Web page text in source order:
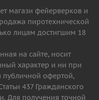
магази фейерверков и
пиротехнической
лицам достигшим 18
на сайте, носит
характер и ни при
публичной офертой,
437 Гражданского
Для получения точной